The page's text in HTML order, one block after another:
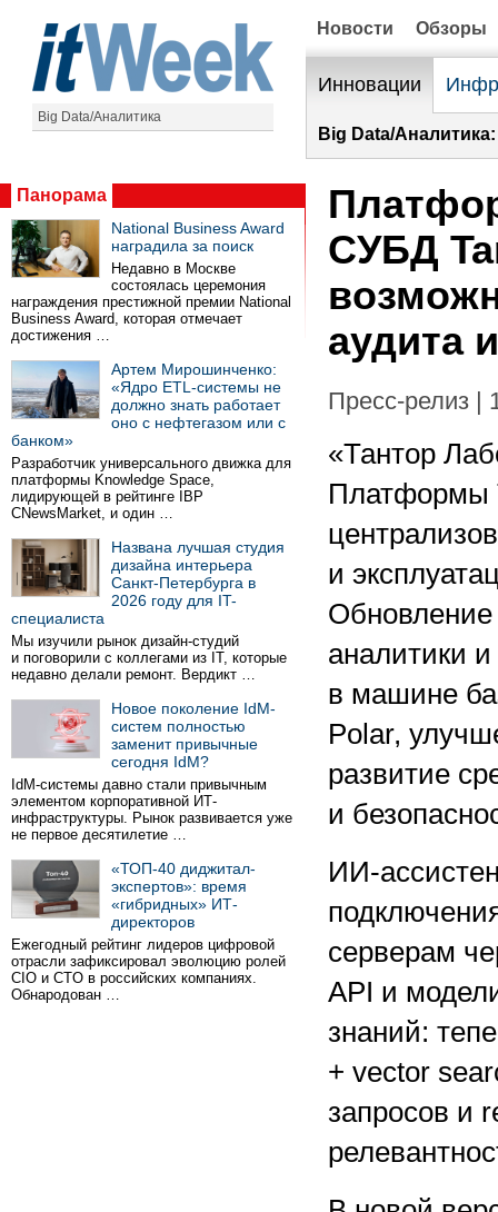
Big Data/Аналитика
Новости Обзоры
Инновации
Big Data/Аналитика:
Панорама
National Business Award
наградила за поиск
Недавно в Москве
состоялась церемония
награждения престижной премии National
Business Award, которая отмечает
достижения …
Артем Мирошинченко:
«Ядро ETL-системы не
должно знать работает
оно с нефтегазом или с
банком»
Разработчик универсального движка для
платформы Knowledge Space,
лидирующей в рейтинге IBP
CNewsMarket, и один …
Названа лучшая студия
дизайна интерьера
Санкт-Петербурга в
2026 году для IT-
специалиста
Мы изучили рынок дизайн-студий
и поговорили с коллегами из IT, которые
недавно делали ремонт. Вердикт …
Новое поколение IdM-
систем полностью
заменит привычные
сегодня IdM?
IdM-системы давно стали привычным
элементом корпоративной ИТ-
инфраструктуры. Рынок развивается уже
не первое десятилетие …
«ТОП-40 диджитал-
экспертов»: время
«гибридных» ИТ-
директоров
Ежегодный рейтинг лидеров цифровой
отрасли зафиксировал эволюцию ролей
CIO и CTO в российских компаниях.
Обнародован …
СУБД
аудита
Пресс-релиз |
«Тантор
Платформы
и
аналитики
в машине
Polar,
развитие
и
ИИ-
серверам
API и
знаний:
+ vector
запросов и